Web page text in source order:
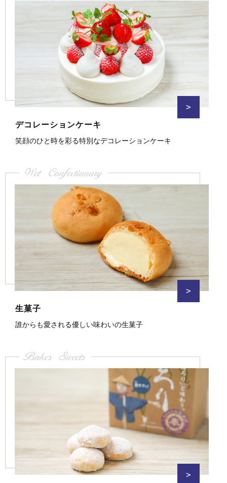
>
デコレーションケーキ
笑顔のひと時を彩る特別なデコレーションケーキ
Wet Confectionary
>
生菓子
誰からも愛される優しい味わいの生菓子
Bakes Sweets
>